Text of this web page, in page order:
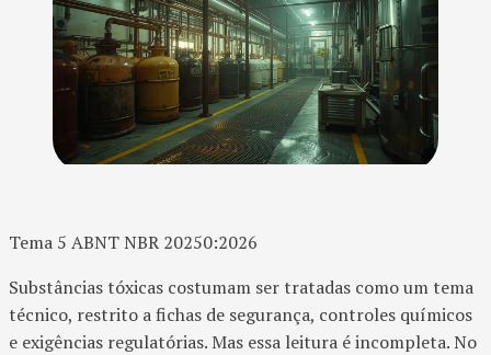
Tema 5 ABNT NBR 20250:2026
Substâncias tóxicas costumam ser tratadas como um tema
técnico, restrito a fichas de segurança, controles químicos
e exigências regulatórias. Mas essa leitura é incompleta. No